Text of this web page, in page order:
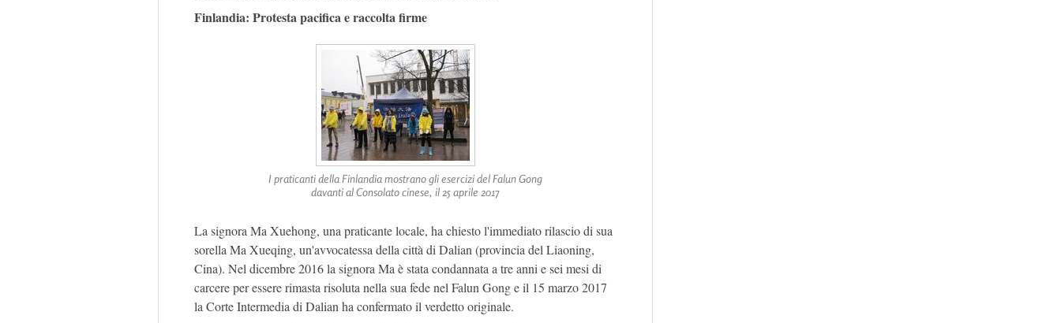
Finlandia: Protesta pacifica e raccolta firme
I praticanti della Finlandia mostrano gli esercizi del Falun Gong
davanti al Consolato cinese, il 25 aprile 2017
La signora Ma Xuehong, una praticante locale, ha chiesto l'immediato rilascio di sua
sorella Ma Xueqing, un'avvocatessa della città di Dalian (provincia del Liaoning,
Cina). Nel dicembre 2016 la signora Ma è stata condannata a tre anni e sei mesi di
carcere per essere rimasta risoluta nella sua fede nel Falun Gong e il 15 marzo 2017
la Corte Intermedia di Dalian ha confermato il verdetto originale.